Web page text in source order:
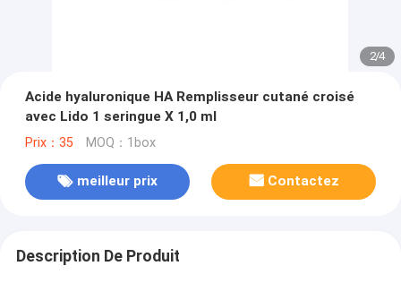
2/4
Acide hyaluronique HA Remplisseur cutané croisé
avec Lido 1 seringue X 1,0 ml
Prix：35 MOQ：1box
meilleur prix Contactez
Description De Produit